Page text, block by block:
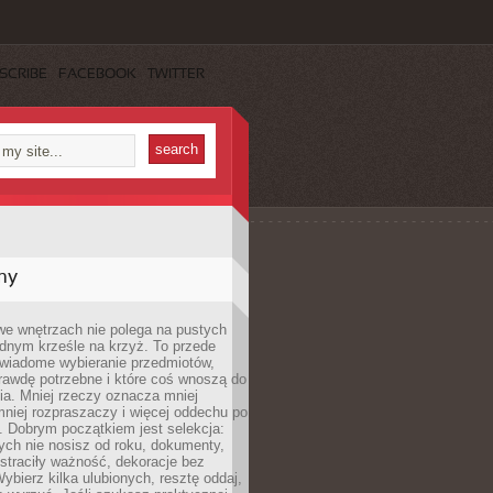
FACEBOOK TWITTER
wnętrzach nie polega na pustych
krześle na krzyż. To przede
wybieranie przedmiotów,
potrzebne i które coś wnoszą do
Mniej rzeczy oznacza mniej
rozpraszaczy i więcej oddechu po
Dobrym początkiem jest selekcja:
nie nosisz od roku, dokumenty,
ważność, dekoracje bez
kilka ulubionych, resztę oddaj,